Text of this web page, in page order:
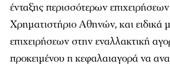
ένταξης περισσότερων
Χρηματιστήριο Αθηνών, και ειδικά
επιχειρήσεων στην εναλλακτική
προκειμένου η κεφαλαιαγορά να